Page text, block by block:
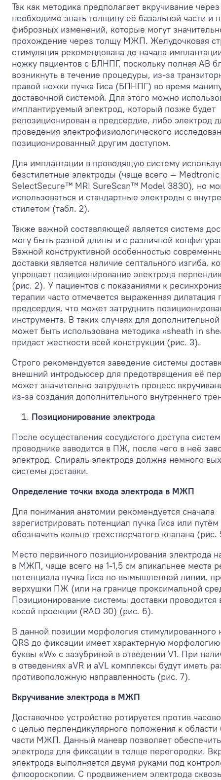
Так как методика предполагает вкручивание
необходимо знать толщину её базальной части и
фиброзных изменений, которые могут
прохождение через толщу МЖП. Желудочковая
стимуляция рекомендована до начала
ножку пациентов с БЛНПГ, поскольку полная АВ
возникнуть в течение процедуры, из-за
правой ножки пучка Гиса (БПНПГ) во время
доставочной системой. Для этого можно
имплантируемый электрод, который позже будет
репозиционирован в предсердие, либо электрод
проведения электрофизиологического
позиционированный другим доступом.
Для имплантации в проводящую систему
безстилетные электроды (чаще всего — Medtronic
SelectSecure™ MRI SureScan™ Model 3830), но
использоваться и стандартные электроды с
стилетом (табл. 2).
Также важной составляющей является система
могу быть разной длины и с различной
Важной конструктивной особенностью
доставки является наличие септального изгиба,
упрощает позиционирование электрода
(рис. 2). У пациентов с показаниями к
терапии часто отмечается выраженная дилатация
предсердия, что может затруднить
инструмента. В таких случаях для
может быть использована методика «sheath in
придаст жесткости всей конструкции (рис. 3).
Строго рекомендуется заведение системы
внешний интродьюсер для предотвращения её
может значительно затруднить процесс
из-за создания дополнительного внутреннего
Позиционирование электрода
После осуществления сосудистого доступа
проводнике заводится в ПЖ, после чего в неё
электрод. Спираль электрода должна немного
системы доставки.
Определение точки входа электрода в МЖП
Для понимания анатомии рекомендуется сначала
зарегистрировать потенциал пучка Гиса или
обозначить кольцо трехстворчатого клапана (рис.
Место первичного позиционирования электрода
в МЖП, чаще всего на 1-1,5 см апикальнее места
потенциала пучка Гиса по вымышленной линии,
верхушки ПЖ (или на границе проксимальной
Позиционирование системы доставки проводится
косой проекции (RAO 30) (рис. 6).
В данной позиции морфология стимулированного
QRS до фиксации имеет характерную
буквы «W» с зазубриной в отведении V1. При
в отведениях aVR и aVL комплексы будут иметь
противоположную направленность (рис. 7).
Вкручивание электрода в МЖП
Доставочное устройство ротируется против
с целью перпендикулярного положения к области
части МЖП. Данный маневр позволяет
электрода для фиксации в толще перегородки.
электрода выполняется двумя руками под
флюороскопии. С продвижением электрода